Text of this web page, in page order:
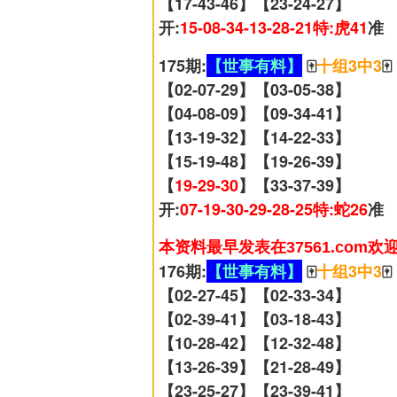
开:15-08-34-13-28-21特:虎41准
175期: 【世事有料】 🀄十组3中3🀄
【02-07-29】【03-05-38】
【04-08-09】【09-34-41】
【13-19-32】【14-22-33】
【15-19-48】【19-26-39】
【19-29-30】【33-37-39】
开:07-19-30-29-28-25特:蛇26准
本资料最早发表在37561.com欢
176期: 【世事有料】 🀄十组3中3🀄
【02-27-45】【02-33-34】
【02-39-41】【03-18-43】
【10-28-42】【12-32-48】
【13-26-39】【21-28-49】
【23-25-27】【23-39-41】